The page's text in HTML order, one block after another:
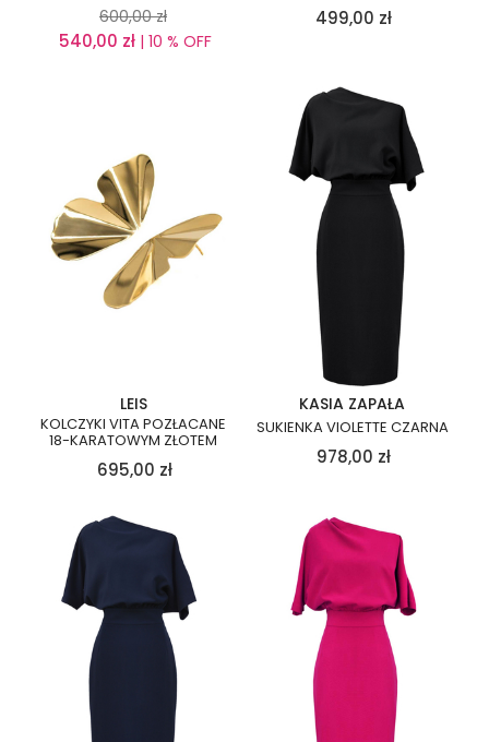
600,00 zł
540,00 zł| 10 % OFF
499,00 zł
LEIS
KOLCZYKI VITA POZŁACANE
18-KARATOWYM ZŁOTEM
695,00 zł
KASIA ZAPAŁA
SUKIENKA VIOLETTE CZARNA
978,00 zł